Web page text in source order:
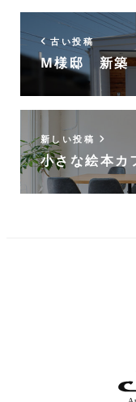
古い投稿
M様邸 新築
新しい投稿
小さな絵本